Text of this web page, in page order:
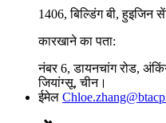
1406, बिल्डिंग बी, हुइजिन
कारखाने का पता:
नंबर 6, डायनचांग रोड,
जियांग्सू, चीन।
ईमेल